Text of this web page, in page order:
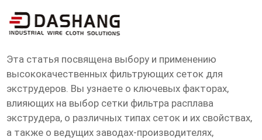
высокое ксчество сетка фильтра
расплава экструдера заводы
Эта статья посвящена выбору и применению
высококачественных фильтрующих сеток для
экструдеров. Вы узнаете о ключевых факторах,
влияющих на выбор сетки фильтра расплава
экструдера, о различных типах сеток и их свойствах,
а также о ведущих заводах-производителях,